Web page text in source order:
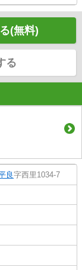
(無料)
る
良字西里1034-7